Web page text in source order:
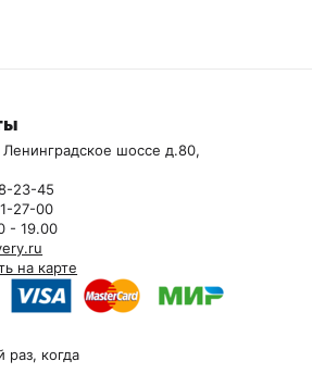
Cтанция для заправки
кондиционеров KraftWell
KRW134AMS
В наличии
112 602 ₽
Ленинградское шоссе д.80,
23-45
27-00
- 19.00
на карте
когда